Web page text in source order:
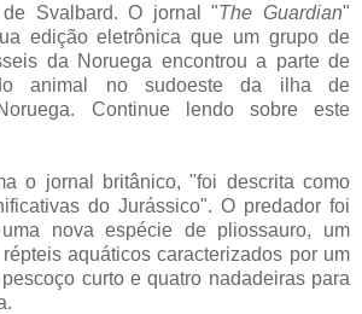
Svalbard. O jornal "The Guardian"
edição eletrônica que um grupo de
da Noruega encontrou a parte de
animal no sudoeste da ilha de
Continue lendo sobre este
o jornal britânico, "foi descrita como
do Jurássico". O predador foi
nova espécie de pliossauro, um
aquáticos caracterizados por um
curto e quatro nadadeiras para